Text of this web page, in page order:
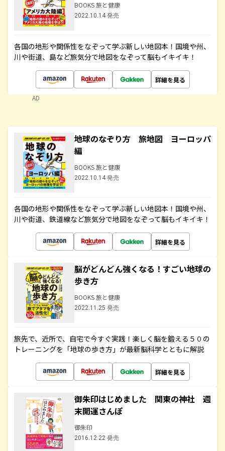
BOOKS 旅と健康
2022.10.14 発売
各国の地形や関係性をなぞって学ぶ新しい地図本！国境や州、
川や街道、島など旅気分で地図をなぞって脳もイキイキ！
詳細を見る
AD
地球のなぞり方 旅地図 ヨーロッパ
編
BOOKS 旅と健康
2022.10.14 発売
各国の地形や関係性をなぞって学ぶ新しい地図本！国境や州、
川や街道、鉄道線など旅気分で地図をなぞって脳もイキイキ！
詳細を見る
脳がどんどん強くなる！すごい地球の
歩き方
BOOKS 旅と健康
2022.11.25 発売
旅先で、近所で、自宅で今すぐ実践！楽しく脳を鍛える５０の
トレーニングを「地球の歩き方」が最新脳科学とともに解説
詳細を見る
御朱印はじめました 関東の神社 週
末開運さんぽ
御朱印
2016.12.22 発売